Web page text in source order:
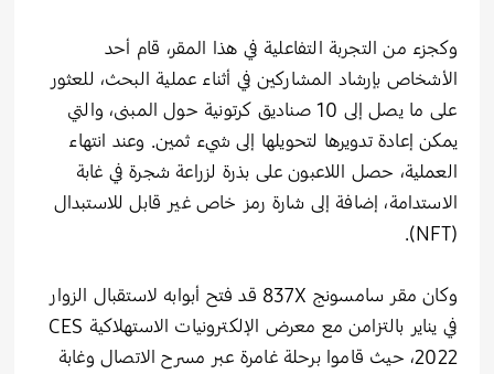
وكجزء من التجربة التفاعلية في هذا المقر، قام أحد
الأشخاص بإرشاد المشاركين في أثناء عملية البحث، للعثور
على ما يصل إلى 10 صناديق كرتونية حول المبنى، والتي
يمكن إعادة تدويرها لتحويلها إلى شيء ثمين. وعند انتهاء
العملية، حصل اللاعبون على بذرة لزراعة شجرة في غابة
الاستدامة، إضافة إلى شارة رمز خاص غير قابل للاستبدال
(NFT).
وكان مقر سامسونج 837X قد فتح أبوابه لاستقبال الزوار
في يناير بالتزامن مع معرض الإلكترونيات الاستهلاكية CES
2022، حيث قاموا برحلة غامرة عبر مسرح الاتصال وغابة